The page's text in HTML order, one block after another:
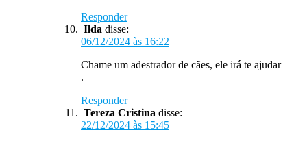
Responder
Ilda disse:
06/12/2024 às 16:22
Chame um adestrador de cães, ele irá te ajudar
.
Responder
Tereza Cristina disse:
22/12/2024 às 15:45